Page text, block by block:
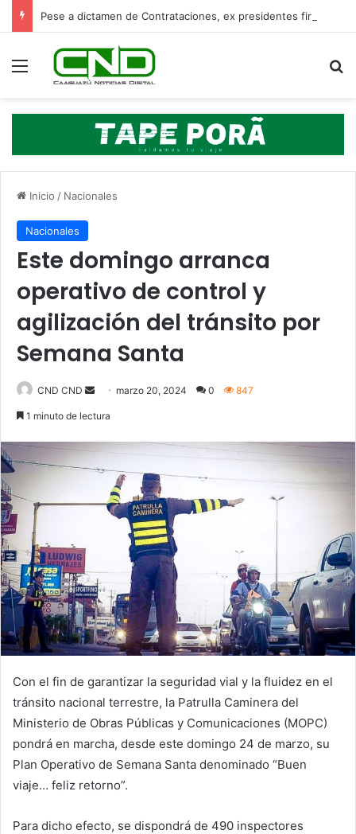
Menú
Inicio / Nacionales
Nacionales
Este domingo arranca
operativo de control y
agilización del tránsito por
Semana Santa
CND CND
Send marzo 20, 2024 0 847
1 minuto de lectura
Con el fin de garantizar la seguridad vial y la fluidez en el
tránsito nacional terrestre, la Patrulla Caminera del
Ministerio de Obras Públicas y Comunicaciones (MOPC)
pondrá en marcha, desde este domingo 24 de marzo, su
Plan Operativo de Semana Santa denominado “Buen
viaje… feliz retorno”.
Para dicho efecto, se dispondrá de 490 inspectores